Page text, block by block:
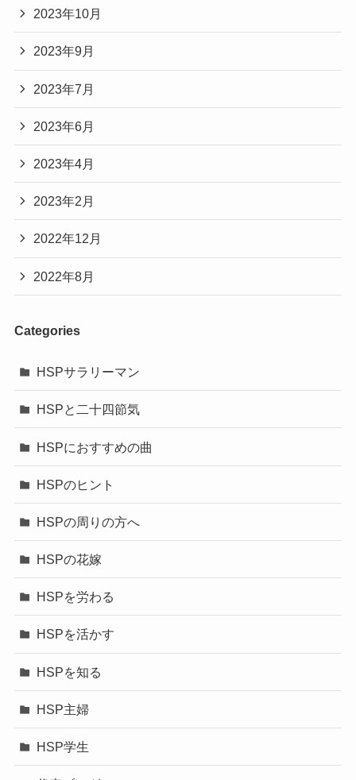
2023年10月
2023年9月
2023年7月
2023年6月
2023年4月
2023年2月
2022年12月
2022年8月
Categories
HSPサラリーマン
HSPと二十四節気
HSPにおすすめの曲
HSPのヒント
HSPの周りの方へ
HSPの花嫁
HSPを労わる
HSPを活かす
HSPを知る
HSP主婦
HSP学生